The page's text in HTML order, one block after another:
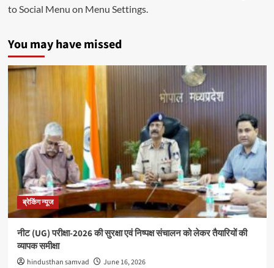
to Social Menu on Menu Settings.
You may have missed
ब्रेकिंग न्यूज
नीट (UG) परीक्षा-2026 की सुरक्षा एवं निष्पक्ष संचालन को लेकर तैयारियों की
व्यापक समीक्षा
hindusthan samvad June 16, 2026